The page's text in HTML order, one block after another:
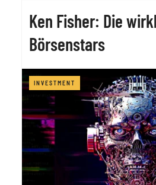
Ken Fisher: Die
Börsenstars
INVESTMENT